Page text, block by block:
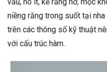
niềng răng trong suốt tại
trên các thông số kỹ thuật
với cấu trúc hàm.